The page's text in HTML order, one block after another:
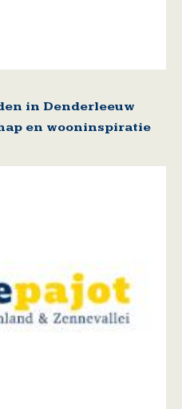
in Denderleeuw
en wooninspiratie